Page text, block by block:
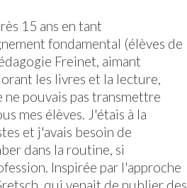
15 ans en tant
fondamental (élèves de
Freinet, aimant
les livres et la lecture,
pouvais pas transmettre
mes élèves. J'étais à la
et j'avais besoin de
dans la routine, si
Inspirée par l'approche